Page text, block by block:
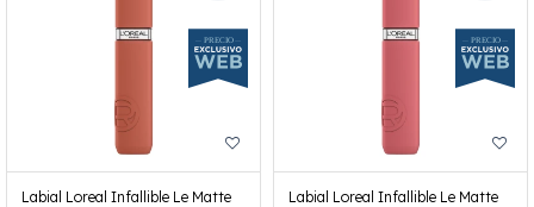
Labial Loreal Infallible Le Matte
Labial Loreal Infallible Le Matte